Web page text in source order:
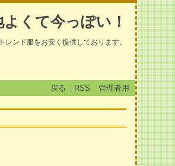
くて今っぽい！
レンド服をお安く提供しております。
戻る RSS 管理者用